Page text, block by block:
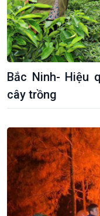
Bắc Ninh- Hiệu
cây trồng